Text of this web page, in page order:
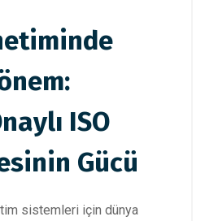
ISO
Gücü
sistemleri için dünya